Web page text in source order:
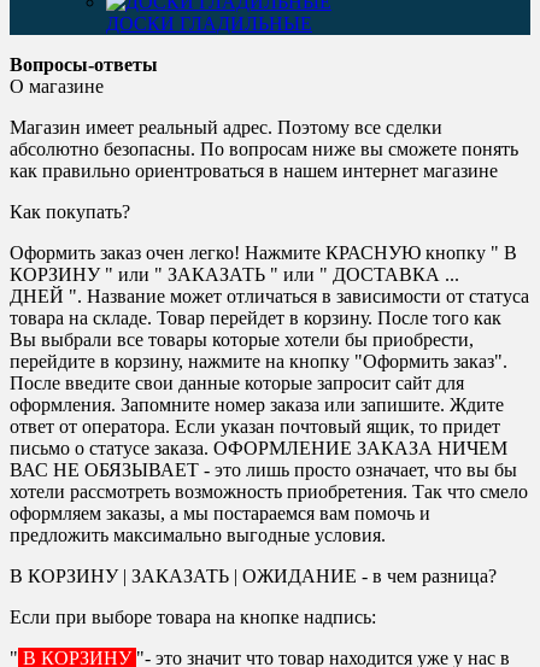
ДОСКИ ГЛАДИЛЬНЫЕ
Вопросы-ответы
О магазине
Магазин имеет реальный адрес. Поэтому все сделки
абсолютно безопасны. По вопросам ниже вы сможете понять
как правильно ориентроваться в нашем интернет магазине
Как покупать?
Оформить заказ очен легко! Нажмите КРАСНУЮ кнопку " В
КОРЗИНУ " или " ЗАКАЗАТЬ " или " ДОСТАВКА ...
ДНЕЙ ". Название может отличаться в зависимости от статуса
товара на складе. Товар перейдет в корзину. После того как
Вы выбрали все товары которые хотели бы приобрести,
перейдите в корзину, нажмите на кнопку "Оформить заказ".
После введите свои данные которые запросит сайт для
оформления. Запомните номер заказа или запишите. Ждите
ответ от оператора. Если указан почтовый ящик, то придет
письмо о статусе заказа. ОФОРМЛЕНИЕ ЗАКАЗА НИЧЕМ
ВАС НЕ ОБЯЗЫВАЕТ - это лишь просто означает, что вы бы
хотели рассмотреть возможность приобретения. Так что смело
оформляем заказы, а мы постараемся вам помочь и
предложить максимально выгодные условия.
В КОРЗИНУ | ЗАКАЗАТЬ | ОЖИДАНИЕ - в чем разница?
Если при выборе товара на кнопке надпись:
" В КОРЗИНУ "- это значит что товар находится уже у нас в